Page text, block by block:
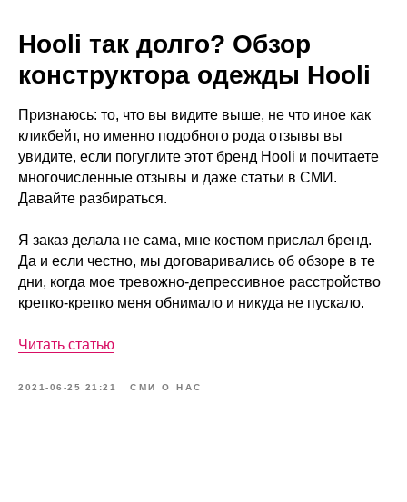
Hooli так долго? Обзор
конструктора одежды Hooli
Признаюсь: то, что вы видите выше, не что иное как
кликбейт, но именно подобного рода отзывы вы
увидите, если погуглите этот бренд Hooli и почитаете
многочисленные отзывы и даже статьи в СМИ.
Давайте разбираться.
Я заказ делала не сама, мне костюм прислал бренд.
Да и если честно, мы договаривались об обзоре в те
дни, когда мое тревожно-депрессивное расстройство
крепко-крепко меня обнимало и никуда не пускало.
Читать статью
2021-06-25 21:21 СМИ О НАС